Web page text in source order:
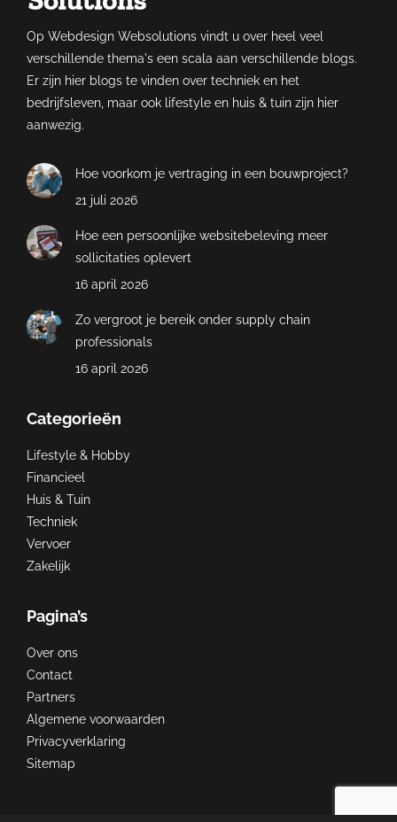
Op Webdesign Websolutions vindt u over heel veel
verschillende thema's een scala aan verschillende blogs.
Er zijn hier blogs te vinden over techniek en het
bedrijfsleven, maar ook lifestyle en huis & tuin zijn hier
aanwezig.
Hoe voorkom je vertraging in een bouwproject?
21 juli 2026
Hoe een persoonlijke websitebeleving meer
sollicitaties oplevert
16 april 2026
Zo vergroot je bereik onder supply chain
professionals
16 april 2026
Categorieën
Lifestyle & Hobby
Financieel
Huis & Tuin
Techniek
Vervoer
Zakelijk
Pagina’s
Over ons
Contact
Partners
Algemene voorwaarden
Privacyverklaring
Sitemap